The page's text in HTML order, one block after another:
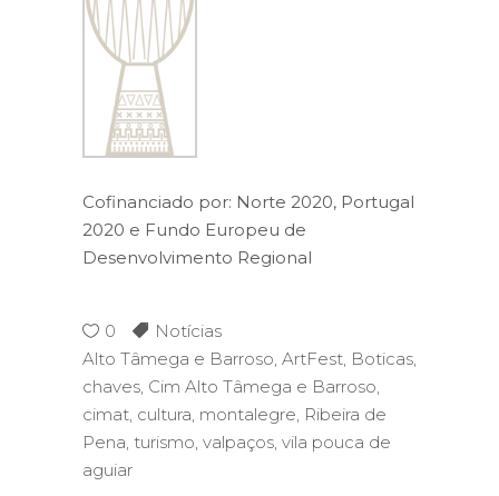
Cofinanciado por: Norte 2020, Portugal
2020 e Fundo Europeu de
Desenvolvimento Regional
0
Notícias
Alto Tâmega e Barroso, ArtFest, Boticas,
chaves, Cim Alto Tâmega e Barroso,
cimat, cultura, montalegre, Ribeira de
Pena, turismo, valpaços, vila pouca de
aguiar